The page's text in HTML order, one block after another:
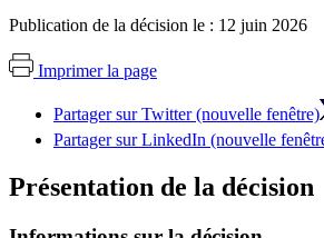
Publication de la décision le : 12 juin 2026
Imprimer la page
Partager sur Twitter (nouvelle fenêtre)
Partager sur LinkedIn (nouvelle
Présentation de la décision